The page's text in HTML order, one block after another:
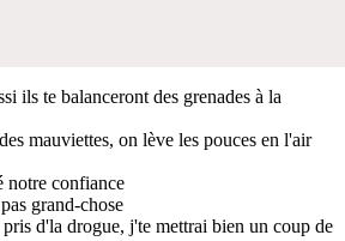
ils te balanceront des grenades à la
mauviettes, on lève les pouces en l'air
notre confiance
grand-chose
d'la drogue, j'te mettrai bien un coup de